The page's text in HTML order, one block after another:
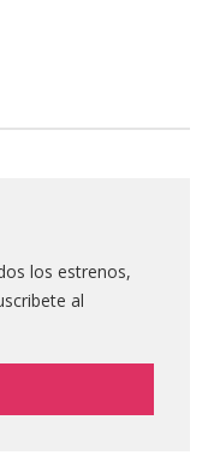
los estrenos,
al